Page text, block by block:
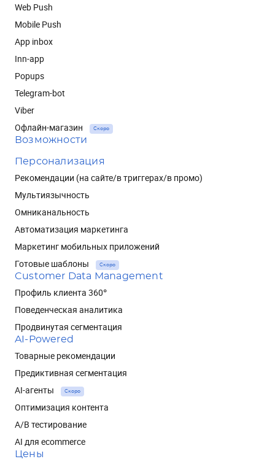
Web Push
Mobile Push
App inbox
Inn-app
Popups
Telegram-bot
Viber
Офлайн-магазин
Скоро
Возможности
Персонализация
Рекомендации (на сайте/в триггерах/в промо)
Мультиязычность
Омниканальность
Автоматизация маркетинга
Маркетинг мобильных приложений
Готовые шаблоны
Скоро
Customer Data Management
Профиль клиента 360°
Поведенческая аналитика
Продвинутая сегментация
AI-Powered
Товарные рекомендации
Предиктивная сегментация
AI-агенты
Скоро
Оптимизация контента
A/B тестирование
AI для ecommerce
Цены